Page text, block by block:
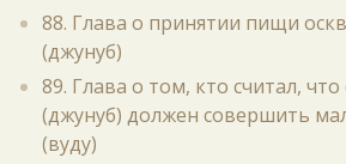
88. Глава о принятии пищи
(джунуб)
89. Глава о том, кто считал,
(джунуб) должен совершить
(вуду)